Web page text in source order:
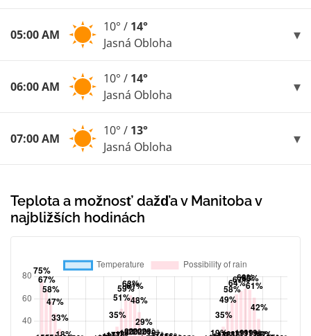
05:00 AM
10° / 14°
Jasná Obloha
06:00 AM
10° / 14°
Jasná Obloha
07:00 AM
10° / 13°
Jasná Obloha
Teplota a možnosť dažďa v Manitoba v
najbližších hodinách